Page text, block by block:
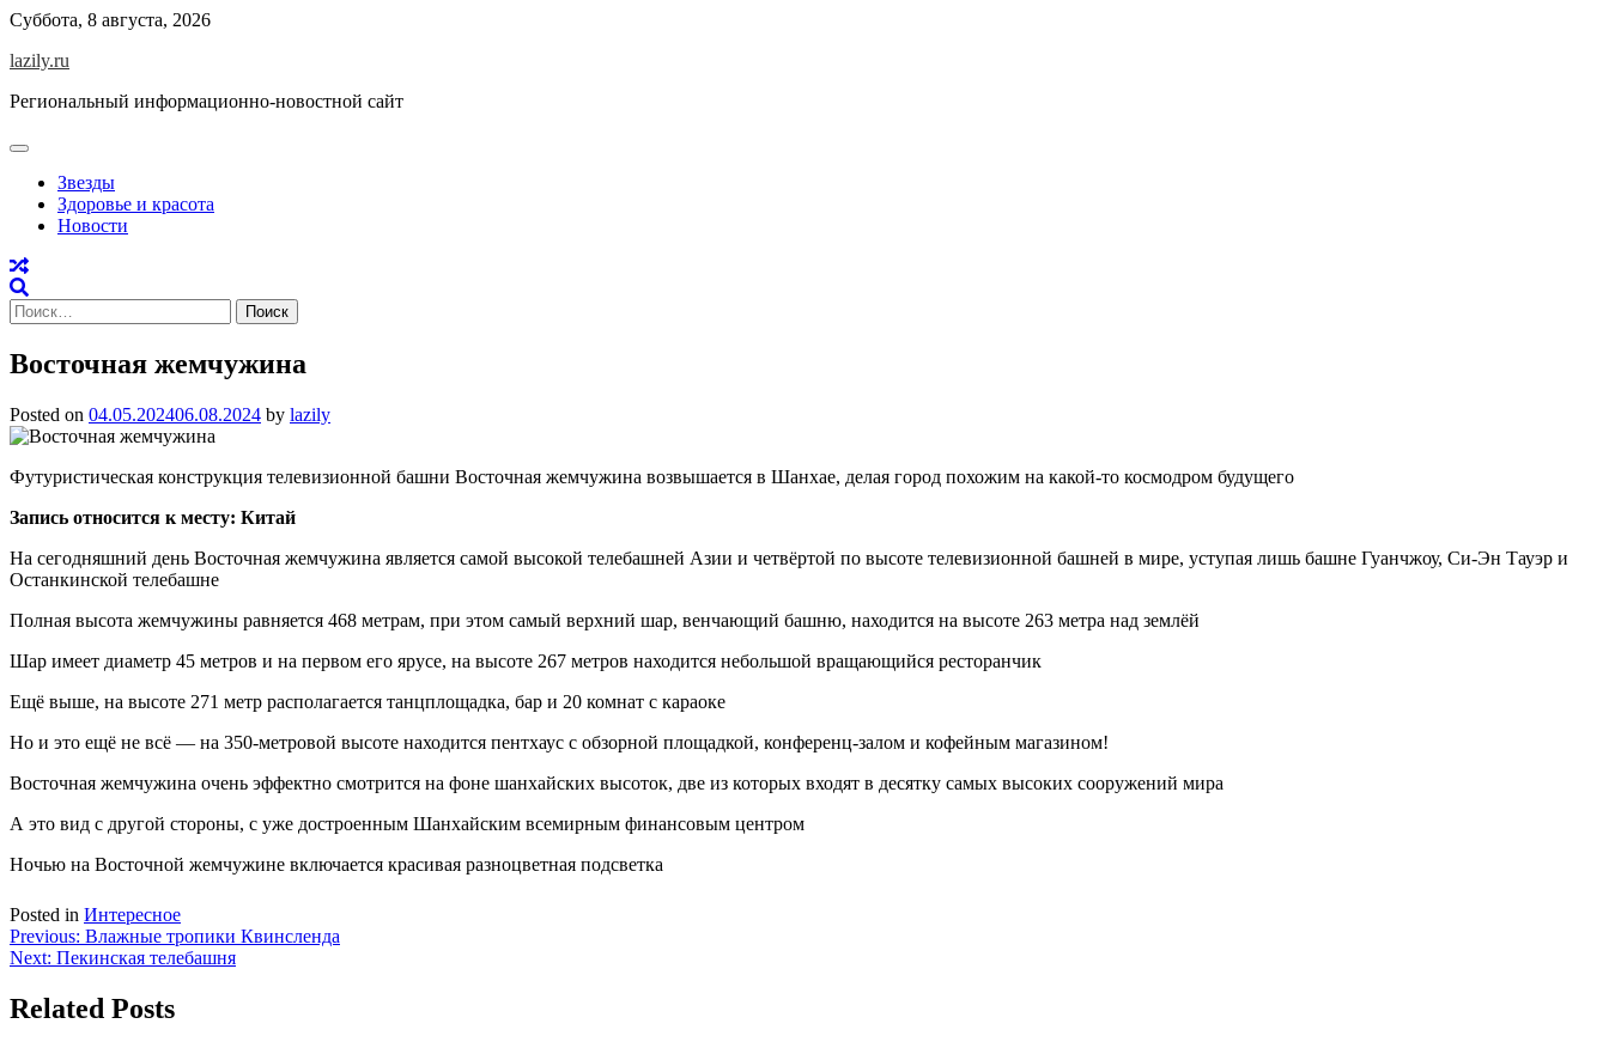
Skip
content
Суббота, 8 августа, 2026
lazily.ru
Региональный информационно-новостной сайт
Звезды
Здоровье и красота
Новости
Найти:
Восточная жемчужина
Posted on 04.05.202406.08.2024 by lazily
Футуристическая конструкция телевизионной башни Восточная жемчужина возвышается в Шанхае, делая город похожим на какой-то космодром будущего
Запись относится к месту: Китай
На сегодняшний день Восточная жемчужина является самой высокой телебашней Азии и четвёртой по высоте телевизионной башней в мире, уступая лишь башне Гуанчжоу, Си-Эн Тауэр и
Останкинской телебашне
Полная высота жемчужины равняется 468 метрам, при этом самый верхний шар, венчающий башню, находится на высоте 263 метра над землёй
Шар имеет диаметр 45 метров и на первом его ярусе, на высоте 267 метров находится небольшой вращающийся ресторанчик
Ещё выше, на высоте 271 метр располагается танцплощадка, бар и 20 комнат с караоке
Но и это ещё не всё — на 350-метровой высоте находится пентхаус с обзорной площадкой, конференц-залом и кофейным магазином!
Восточная жемчужина очень эффектно смотрится на фоне шанхайских высоток, две из которых входят в десятку самых высоких сооружений мира
А это вид с другой стороны, с уже достроенным Шанхайским всемирным финансовым центром
Ночью на Восточной жемчужине включается красивая разноцветная подсветка
Posted in Интересное
Навигация
по
записям
Previous: Влажные тропики Квинсленда
Next: Пекинская телебашня
Related Posts